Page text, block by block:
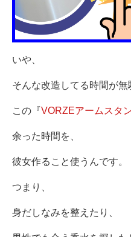
いや、
そんな改造してる時間が無
この『VORZEアームスタ
余った時間を、
彼女作ること使うんです。
つまり、
身だしなみを整えたり、